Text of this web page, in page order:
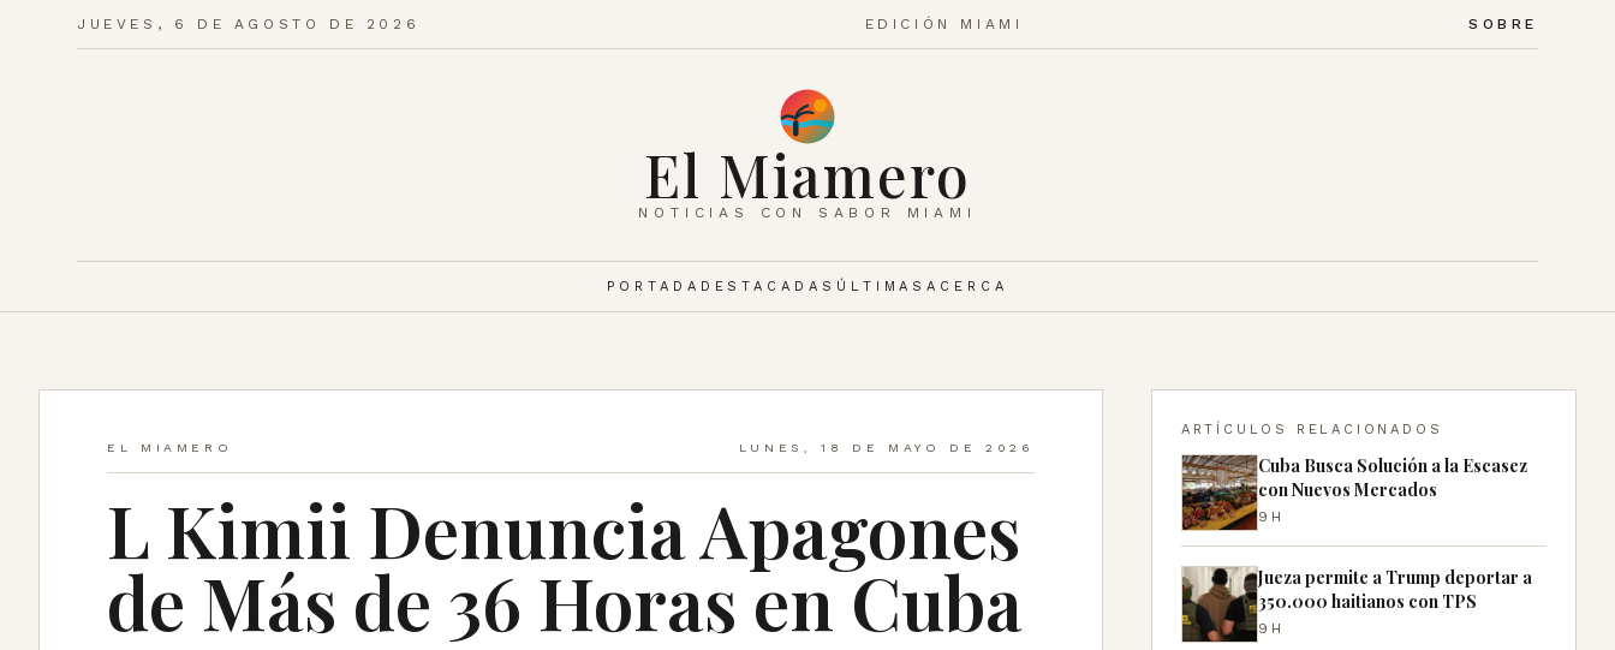
JUEVES, 6 DE AGOSTO DE 2026 EDICIÓN MIAMI SOBRE
El Miamero
NOTICIAS CON SABOR MIAMI
PORTADA DESTACADAS ÚLTIMASACERCA
EL MIAMERO LUNES, 18 DE MAYO DE 2026
L Kimii Denuncia Apagones
de Más de 36 Horas en Cuba
ARTÍCULOS RELACIONADOS
Cuba Busca Solución a la Escasez
con Nuevos Mercados
9H
Jueza permite a Trump deportar a
350.000 haitianos con TPS
9H